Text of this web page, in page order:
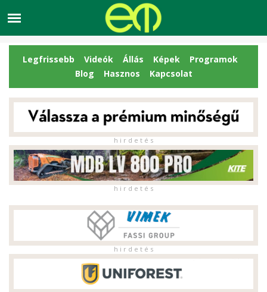
Legfrissebb Videók Állás Képek
Programok
Blog
Hasznos Kapcsolat
h i r d e t é s
h i r d e t é s
h i r d e t é s